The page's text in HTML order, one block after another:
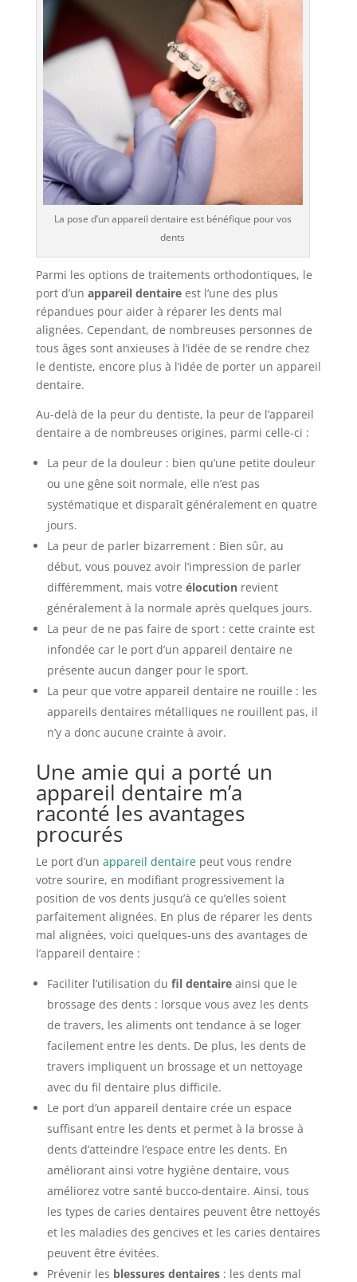
La pose d’un appareil dentaire est bénéfique pour vos
dents
Parmi les options de traitements orthodontiques, le
port d’un appareil dentaireest l’une des plus
répandues pour aider à réparer les dents mal
alignées. Cependant, de nombreuses personnes de
tous âges sont anxieuses à l’idée de se rendre chez
le dentiste, encore plus à l’idée de porter un appareil
dentaire.
Au-delà de la peur du dentiste, la peur de l’appareil
dentaire a de nombreuses origines, parmi celle-ci :
La peur de la douleur : bien qu’une petite douleur
ou une gêne soit normale, elle n’est pas
systématique et disparaît généralement en quatre
jours.
La peur de parler bizarrement : Bien sûr, au
début, vous pouvez avoir l’impression de parler
différemment, mais votre élocutionrevient
généralement à la normale après quelques jours.
La peur de ne pas faire de sport : cette crainte est
infondée car le port d’un appareil dentaire ne
présente aucun danger pour le sport.
La peur que votre appareil dentaire ne rouille : les
appareils dentaires métalliques ne rouillent pas, il
n’y a donc aucune crainte à avoir.
Une amie qui a porté un
appareil dentaire m’a
raconté les avantages
procurés
Le port d’un appareil dentairepeut vous rendre
votre sourire, en modifiant progressivement la
position de vos dents jusqu’à ce qu’elles soient
parfaitement alignées. En plus de réparer les dents
mal alignées, voici quelques-uns des avantages de
l’appareil dentaire :
Faciliter l’utilisation du fil dentaireainsi que le
brossage des dents : lorsque vous avez les dents
de travers, les aliments ont tendance à se loger
facilement entre les dents. De plus, les dents de
travers impliquent un brossage et un nettoyage
avec du fil dentaire plus difficile.
Le port d’un appareil dentaire crée un espace
suffisant entre les dents et permet à la brosse à
dents d’atteindre l’espace entre les dents. En
améliorant ainsi votre hygiène dentaire, vous
améliorez votre santé bucco-dentaire. Ainsi, tous
les types de caries dentaires peuvent être nettoyés
et les maladies des gencives et les caries dentaires
peuvent être évitées.
Prévenir les blessures dentaires: les dents mal